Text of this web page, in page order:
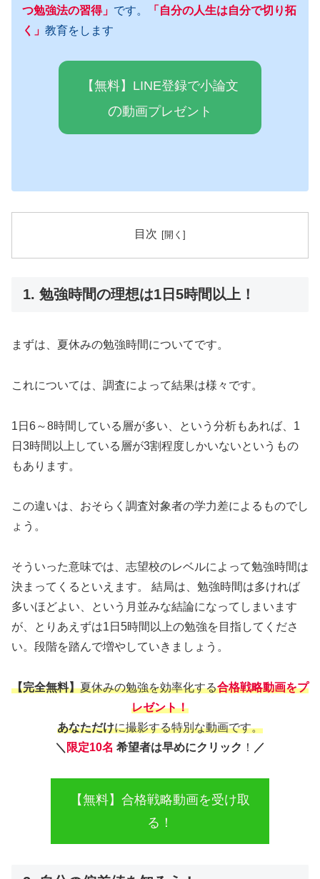
つ勉強法の習得」 です。
「自分の人生は自分で切り拓
く」 教育をします
【無料】LINE登録で小論文
の動画プレゼン ト
目次
1. 勉強時間の理想は1日5時間以上！
まずは、夏休みの勉強時間についてです。
これについては、調査によって結果は様々です。
1日6～8時間している層が多い、という分析もあれば、1
日3時間以上している層が3割程度しかいないというもの
もあります。
この違いは、おそらく調査対象者の学力差によるものでし
ょう。
そういった意味では、志望校のレベルによって勉強時間は
決まってくるといえます。 結局は、勉強時間は多ければ
多いほどよい、という月並みな結論になってしまいます
が、とりあえずは1日5時間以上の勉強を目指してくださ
い。段階を踏んで増やしていきましょう。
【完全無料】夏休みの勉強を効率化する合格戦略動画をプ
レゼント！
あなただけに撮影する特別な動画です。
＼ 限定10名 希望者は早めにクリック ！ ／
【無料】合格戦略動画を受け取
る！